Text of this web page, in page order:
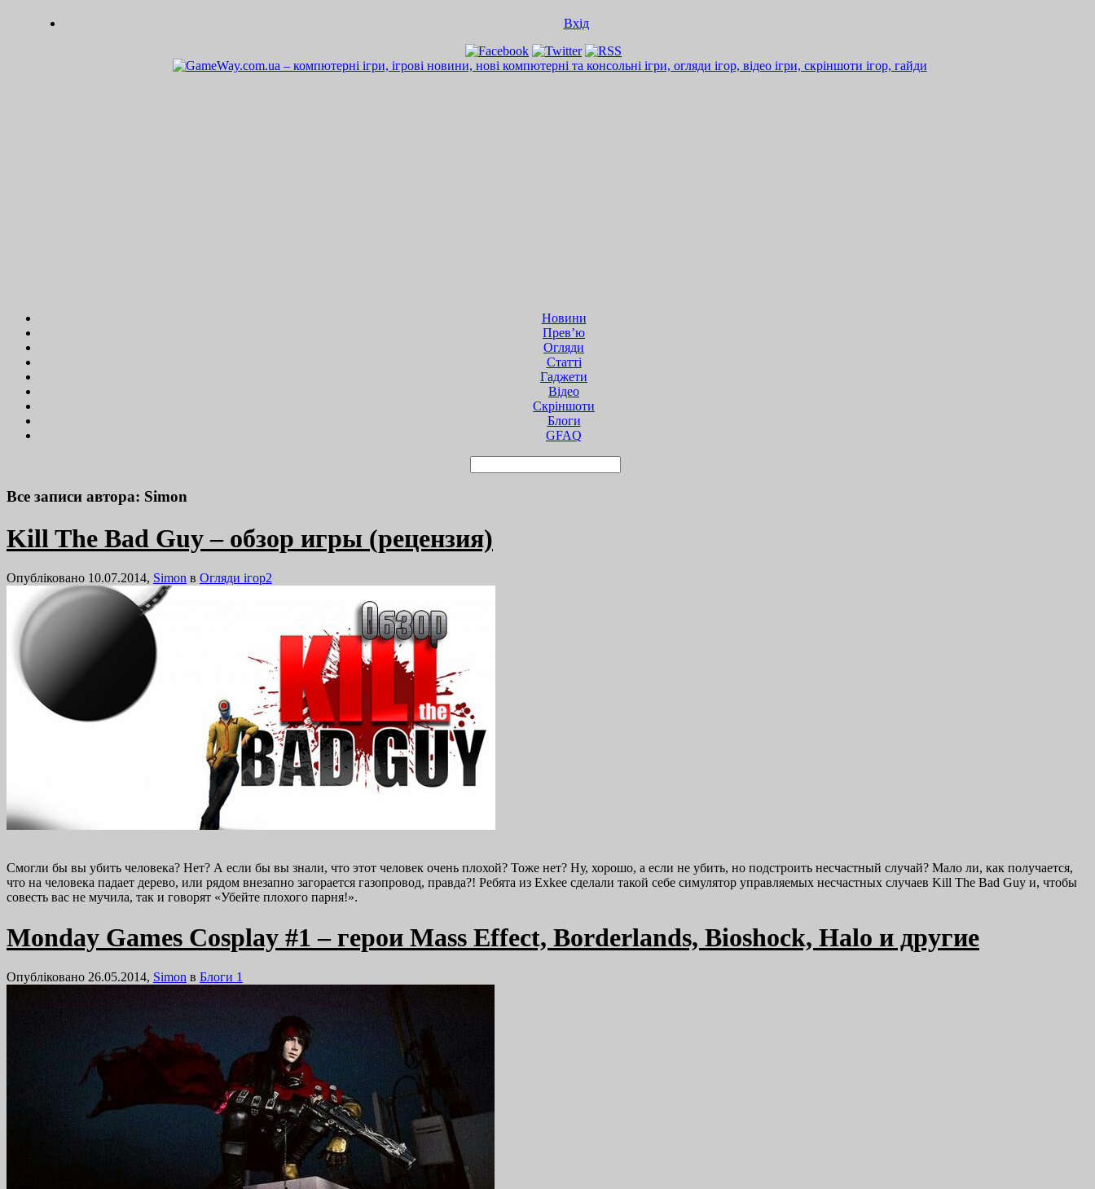
Вхід
Новини
Прев’ю
Огляди
Статті
Гаджети
Відео
Cкріншоти
Блоги
GFAQ
Все записи автора: Simon
Kill The Bad Guy – обзор игры (рецензия)
Опубліковано 10.07.2014, Simon в Огляди ігор2
Смогли бы вы убить человека? Нет? А если бы вы знали, что этот человек очень плохой? Тоже нет? Ну, хорошо, а если не убить, но подстроить несчастный случай? Мало ли, как получается,
что на человека падает дерево, или рядом внезапно загорается газопровод, правда?! Ребята из Exkee сделали такой себе симулятор управляемых несчастных случаев Kill The Bad Guy и, чтобы
совесть вас не мучила, так и говорят «Убейте плохого парня!».
Monday Games Cosplay #1 – герои Mass Effect, Borderlands, Bioshock, Halo и другие
Опубліковано 26.05.2014, Simon в Блоги 1